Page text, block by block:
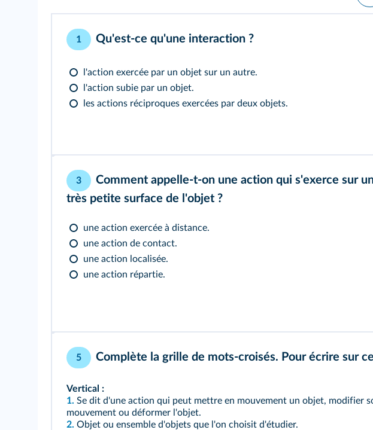
1 Qu'est-ce qu'une interaction ?
l'action exercée par un objet sur un autre.
l'action subie par un objet.
les actions réciproques exercées par deux objets.
3
Comment appelle-t-on une action qui s'exerce sur
très petite surface de l'objet ?
une action exercée à distance.
une action de contact.
une action localisée.
une action répartie.
5 Complète la grille de mots-croisés. Pour écrire sur
Vertical :
1. Se dit d'une action qui peut mettre en mouvement un objet, modifier
mouvement ou déformer l'objet.
2. Objet ou ensemble d'objets que l'on choisit d'étudier.